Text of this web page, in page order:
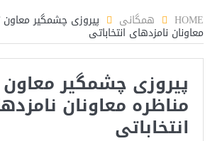
ذوالقدرها پخته!
ایران؛ فرمانده ارتش آمریکا به مقامات
کافی نیست
روزنامه: محاصره دریایی صادرات نفت ایران
خواهند شد
HOME همگانی پیروزی چشمگیر معاون
معاونان نامزدهای انتخاباتی
پیروزی چشمگیر
مناظره معاونان
انتخاباتی